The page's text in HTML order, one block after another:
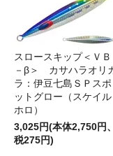
スロースキップ＜ＶＢ
－β＞ カサハラオリ
ラ：伊豆七島ＳＰスポ
ットグロー（スケイル
ホロ）
3,025円(本体2,750円、
税275円)